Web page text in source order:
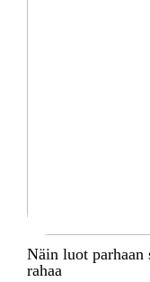
Näin luot parhaan
rahaa